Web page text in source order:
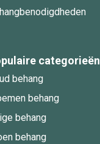
categorieën
behang
behang
behang
behang